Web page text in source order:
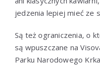
jedzenia lepiej mieć ze
Są też ograniczenia, o
są wpuszczane na
Parku Narodowego